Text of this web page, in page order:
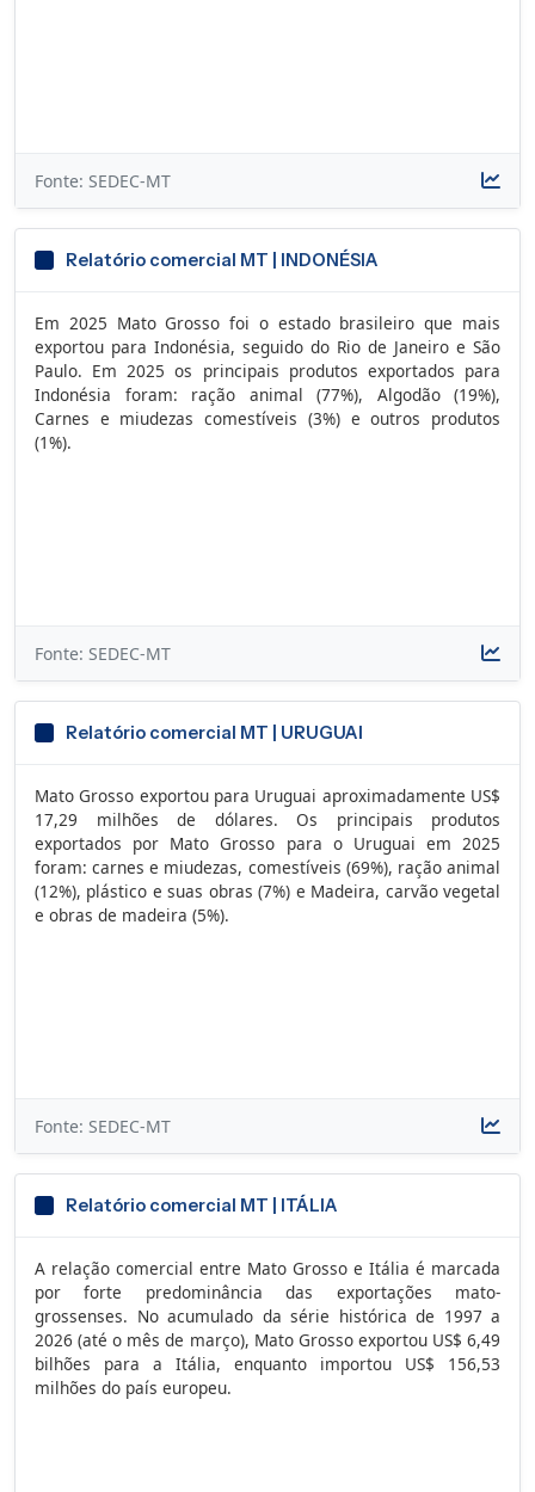
Fonte: SEDEC-MT
Relatório comercial MT | INDONÉSIA
Em 2025 Mato Grosso foi o estado brasileiro que mais
exportou para Indonésia, seguido do Rio de Janeiro e São
Paulo. Em 2025 os principais produtos exportados para
Indonésia foram: ração animal (77%), Algodão (19%),
Carnes e miudezas comestíveis (3%) e outros produtos
(1%).
Fonte: SEDEC-MT
Relatório comercial MT | URUGUAI
Mato Grosso exportou para Uruguai aproximadamente US$
17,29 milhões de dólares. Os principais produtos
exportados por Mato Grosso para o Uruguai em 2025
foram: carnes e miudezas, comestíveis (69%), ração animal
(12%), plástico e suas obras (7%) e Madeira, carvão vegetal
e obras de madeira (5%).
Fonte: SEDEC-MT
Relatório comercial MT | ITÁLIA
A relação comercial entre Mato Grosso e Itália é marcada
por forte predominância das exportações mato-
grossenses. No acumulado da série histórica de 1997 a
2026 (até o mês de março), Mato Grosso exportou US$ 6,49
bilhões para a Itália, enquanto importou US$ 156,53
milhões do país europeu.